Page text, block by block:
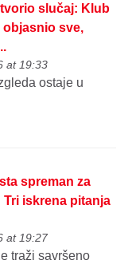
slučaj: Klub
objasnio sve,
at 19:33
ostaje u
spreman za
Tri iskrena pitanja
at 19:27
traži savršeno